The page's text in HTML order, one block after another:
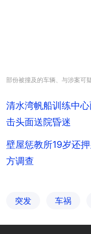
部份被撞及的车辆、与涉案可
清水湾帆船训练中
击头面送院昏迷
壁屋惩教所19岁还
方调查
突发 车祸